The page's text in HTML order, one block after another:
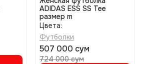
ADIDAS ESS SS Tee
размер m
Цвета:
Футболки
507 000 сум
724 000 сум